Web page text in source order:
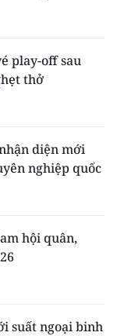
play-off sau
thở
diện mới
nghiệp quốc
hội quân,
suất ngoại binh